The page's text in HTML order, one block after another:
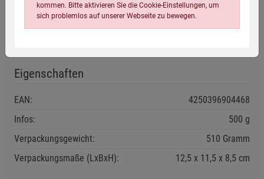
Geöffnete Packung stets gut verschließen, trocken und vor
Eigenschaften
EAN:
4250396904468
Infos:
500 g
Verpackungsgewicht:
510 Gramm
Verpackungsmaße (LxBxH):
12,5 11,5 8,5 cm
kommen. Bitte aktivieren Sie die Cookie-Einstellungen, um
sich problemlos auf unserer Webseite zu bewegen.
Einstellungen speichern für die Gruppe
Zurück Einstellungen speichern für die Gruppe
Einwilligung nicht erteilen